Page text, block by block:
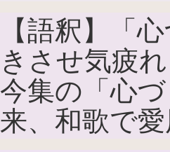
【語釈】「
きさせ気疲
今集の「心
来、和歌で